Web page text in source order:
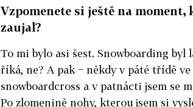
Vzpomenete si ještě na
zaujal?
To mi bylo asi šest. Snowboarding
říká, ne? A pak − někdy v páté třídě
snowboardcross a v patnácti jsem se
Po zlomenině nohy, kterou jsem si